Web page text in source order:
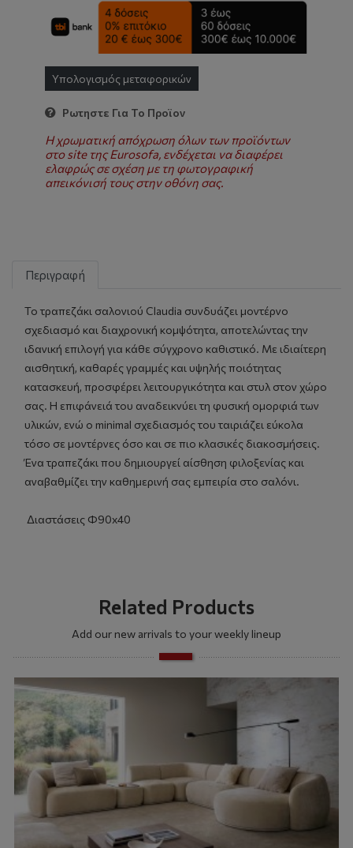
Υπολογισμός μεταφορικών
Ρωτηστε Για Το Προϊον
Η χρωματική απόχρωση όλων των προϊόντων
στο site της Eurosofa, ενδέχεται να διαφέρει
ελαφρώς σε σχέση με τη φωτογραφική
απεικόνισή τους στην οθόνη σας.
Περιγραφή
Το τραπεζάκι σαλονιού Claudia συνδυάζει μοντέρνο
σχεδιασμό και διαχρονική κομψότητα, αποτελώντας την
ιδανική επιλογή για κάθε σύγχρονο καθιστικό. Με ιδιαίτερη
αισθητική, καθαρές γραμμές και υψηλής ποιότητας
κατασκευή, προσφέρει λειτουργικότητα και στυλ στον χώρο
σας. Η επιφάνειά του αναδεικνύει τη φυσική ομορφιά των
υλικών, ενώ ο minimal σχεδιασμός του ταιριάζει εύκολα
τόσο σε μοντέρνες όσο και σε πιο κλασικές διακοσμήσεις.
Ένα τραπεζάκι που δημιουργεί αίσθηση φιλοξενίας και
αναβαθμίζει την καθημερινή σας εμπειρία στο σαλόνι.
Διαστάσεις Φ90x40
Related Products
Add our new arrivals to your weekly lineup